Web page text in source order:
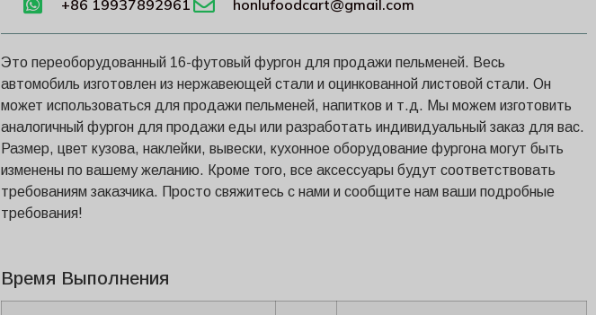
+86 19937892961 honlufoodcart@gmail.com
Это переоборудованный 16-футовый фургон для продажи пельменей. Весь
автомобиль изготовлен из нержавеющей стали и оцинкованной листовой стали. Он
может использоваться для продажи пельменей, напитков и т.д. Мы можем изготовить
аналогичный фургон для продажи еды или разработать индивидуальный заказ для вас.
Размер, цвет кузова, наклейки, вывески, кухонное оборудование фургона могут быть
изменены по вашему желанию. Кроме того, все аксессуары будут соответствовать
требованиям заказчика. Просто свяжитесь с нами и сообщите нам ваши подробные
требования!
Время Выполнения